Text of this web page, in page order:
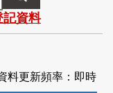
記資料
料更新頻率：即時